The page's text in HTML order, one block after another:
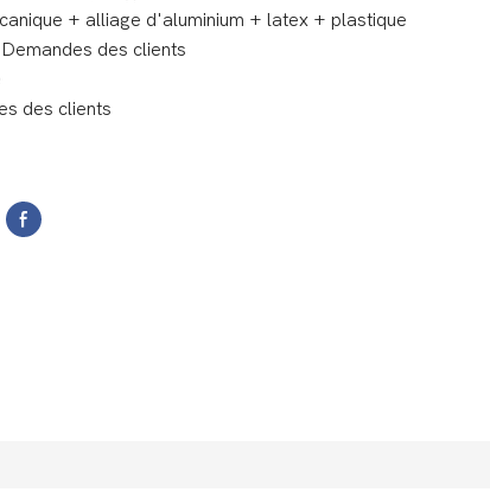
+ alliage d'aluminium + latex + plastique
Demandes des clients
des clients